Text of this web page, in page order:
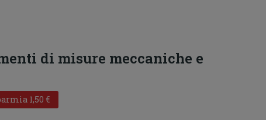
di misure meccaniche e
1,50 €